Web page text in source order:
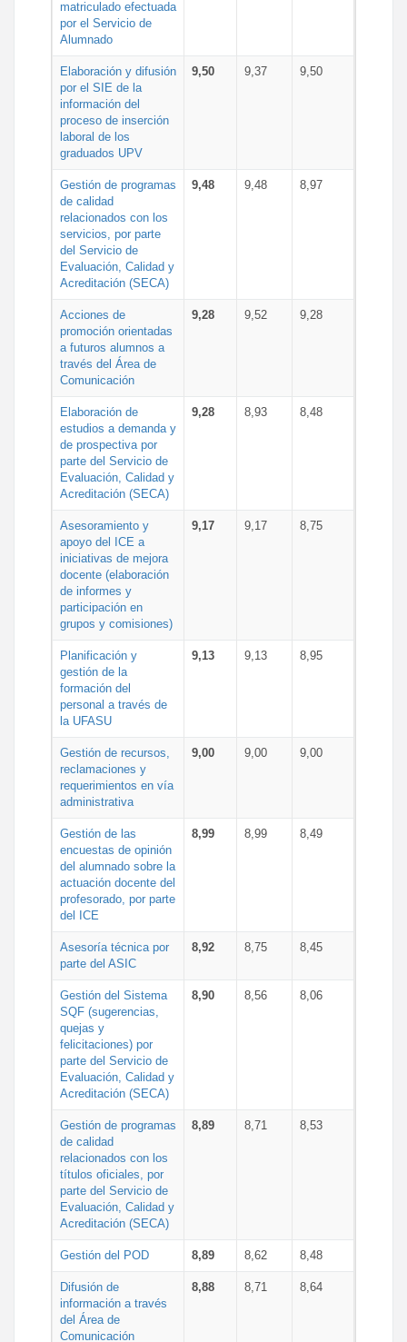
matriculado efectuada
por el Servicio de
Alumnado
Elaboración y difusión
por el SIE de la
información del
proceso de inserción
laboral de los
graduados UPV
9,50 9,37 9,50
Gestión de programas
de calidad
relacionados con los
servicios, por parte
del Servicio de
Evaluación, Calidad y
Acreditación (SECA)
9,48 9,48 8,97
Acciones de
promoción orientadas
a futuros alumnos a
través del Área de
Comunicación
9,28 9,52 9,28
Elaboración de
estudios a demanda y
de prospectiva por
parte del Servicio de
Evaluación, Calidad y
Acreditación (SECA)
9,28 8,93 8,48
Asesoramiento y
apoyo del ICE a
iniciativas de mejora
docente (elaboración
de informes y
participación en
grupos y comisiones)
9,17 9,17 8,75
Planificación y
gestión de la
formación del
personal a través de
la UFASU
9,13 9,13 8,95
Gestión de recursos,
reclamaciones y
requerimientos en vía
administrativa
9,00 9,00 9,00
Gestión de las
encuestas de opinión
del alumnado sobre la
actuación docente del
profesorado, por parte
del ICE
8,99 8,99 8,49
Asesoría técnica por
parte del ASIC
8,92 8,75 8,45
Gestión del Sistema
SQF (sugerencias,
quejas y
felicitaciones) por
parte del Servicio de
Evaluación, Calidad y
Acreditación (SECA)
8,90 8,56 8,06
Gestión de programas
de calidad
relacionados con los
títulos oficiales, por
parte del Servicio de
Evaluación, Calidad y
Acreditación (SECA)
8,89 8,71 8,53
Gestión del POD 8,89 8,62 8,48
Difusión de
información a través
del Área de
Comunicación
8,88 8,71 8,64